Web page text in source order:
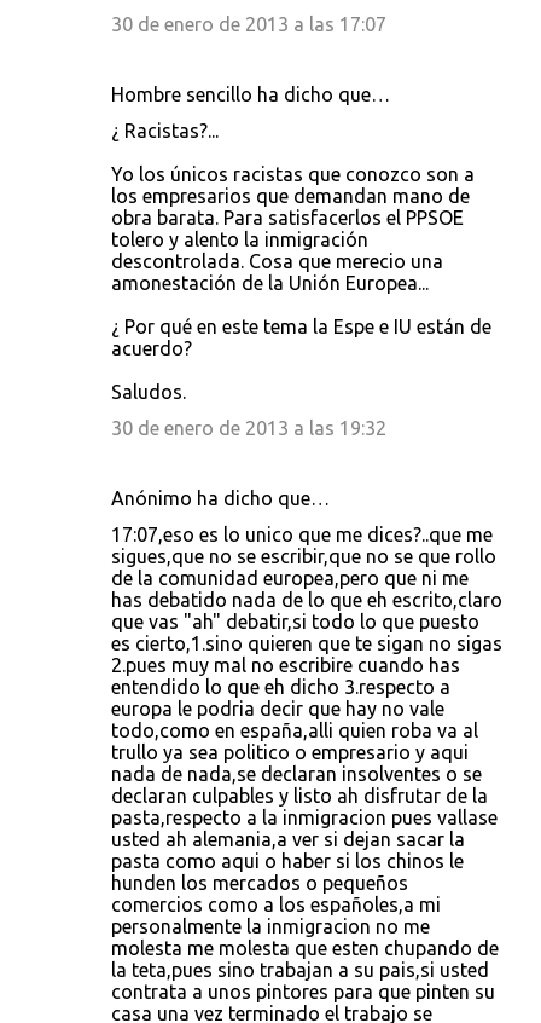
30 de enero de 2013 a las 17:07
Hombre sencillo ha dicho que…
¿ Racistas?...
Yo los únicos racistas que conozco son a
los empresarios que demandan mano de
obra barata. Para satisfacerlos el PPSOE
tolero y alento la inmigración
descontrolada. Cosa que merecio una
amonestación de la Unión Europea...
¿ Por qué en este tema la Espe e IU están de
acuerdo?
Saludos.
30 de enero de 2013 a las 19:32
Anónimo ha dicho que…
17:07,eso es lo unico que me dices?..que me
sigues,que no se escribir,que no se que rollo
de la comunidad europea,pero que ni me
has debatido nada de lo que eh escrito,claro
que vas "ah" debatir,si todo lo que puesto
es cierto,1.sino quieren que te sigan no sigas
2.pues muy mal no escribire cuando has
entendido lo que eh dicho 3.respecto a
europa le podria decir que hay no vale
todo,como en españa,alli quien roba va al
trullo ya sea politico o empresario y aqui
nada de nada,se declaran insolventes o se
declaran culpables y listo ah disfrutar de la
pasta,respecto a la inmigracion pues vallase
usted ah alemania,a ver si dejan sacar la
pasta como aqui o haber si los chinos le
hunden los mercados o pequeños
comercios como a los españoles,a mi
personalmente la inmigracion no me
molesta me molesta que esten chupando de
la teta,pues sino trabajan a su pais,si usted
contrata a unos pintores para que pinten su
casa una vez terminado el trabajo se